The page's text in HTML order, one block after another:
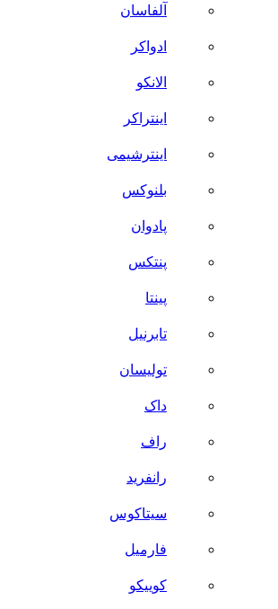
آلفاسان
ادواکر
الانکو
اینتراکر
اینترشیمی
بلنوکس
پادوان
پنتکس
پینتا
تابرنیل
تولیسان
داک
راف
رانفرید
سیتاکوس
فارمیل
کوییکو